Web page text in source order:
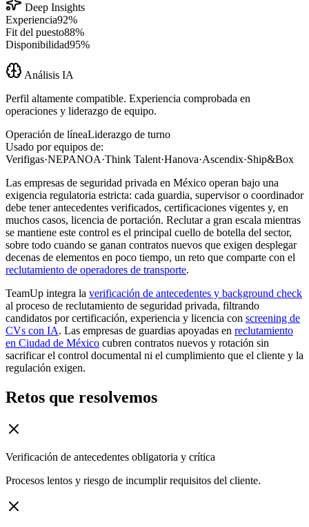
Deep Insights
Experiencia92%
Fit del puesto88%
Disponibilidad95%
Análisis IA
Perfil altamente compatible. Experiencia comprobada en
operaciones y liderazgo de equipo.
Operación de líneaLiderazgo de turno
Usado por equipos de:
Verifigas·NEPANOA·Think Talent·Hanova·Ascendix·Ship&Box
Las empresas de seguridad privada en México operan bajo una
exigencia regulatoria estricta: cada guardia, supervisor o coordinador
debe tener antecedentes verificados, certificaciones vigentes y, en
muchos casos, licencia de portación. Reclutar a gran escala mientras
se mantiene este control es el principal cuello de botella del sector,
sobre todo cuando se ganan contratos nuevos que exigen desplegar
decenas de elementos en poco tiempo, un reto que comparte con el
reclutamiento de operadores de transporte.
TeamUp integra la verificación de antecedentes y background check
al proceso de reclutamiento de seguridad privada, filtrando
candidatos por certificación, experiencia y licencia con screening de
CVs con IA. Las empresas de guardias apoyadas en reclutamiento
en Ciudad de México cubren contratos nuevos y rotación sin
sacrificar el control documental ni el cumplimiento que el cliente y la
regulación exigen.
Retos que resolvemos
Verificación de antecedentes obligatoria y crítica
Procesos lentos y riesgo de incumplir requisitos del cliente.